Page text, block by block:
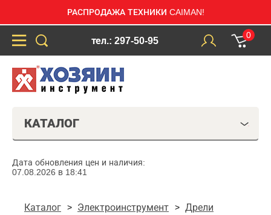
РАСПРОДАЖА ТЕХНИКИ CAIMAN!
тел.: 297-50-95
0
КАТАЛОГ
Дата обновления цен и наличия:
07.08.2026 в 18:41
Каталог Электроинструмент Дрели